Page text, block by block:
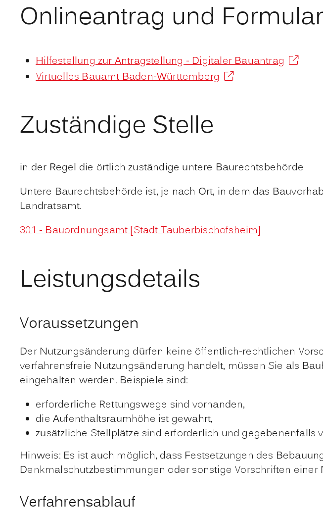
Onlineantrag und
Hilfestellung zur Antragstellung - Digitaler Bauantrag
Virtuelles Bauamt Baden-Württemberg
Zuständige Stelle
in der Regel die örtlich zuständige untere Baurechtsbehörde
Untere Baurechtsbehörde ist, je nach Ort, in dem das
Landratsamt.
301 - Bauordnungsamt [Stadt Tauberbischofsheim]
Leistungsdetails
Voraussetzungen
Der Nutzungsänderung dürfen keine öffentlich-rechtlichen
verfahrensfreie Nutzungsänderung handelt, müssen Sie als
eingehalten werden. Beispiele sind:
erforderliche Rettungswege sind vorhanden,
die Aufenthaltsraumhöhe ist gewahrt,
zusätzliche Stellplätze sind erforderlich und gegebenenfalls
Hinweis: Es ist auch möglich, dass Festsetzungen des
Denkmalschutzbestimmungen oder sonstige Vorschriften
Verfahrensablauf